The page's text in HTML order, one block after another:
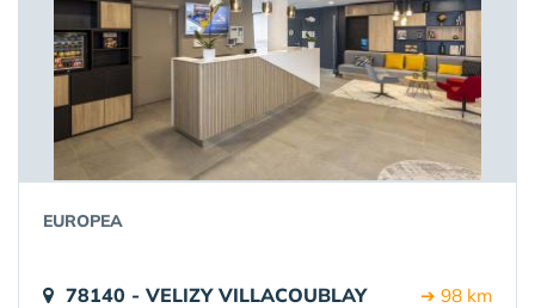
EUROPEA
78140 - VELIZY VILLACOUBLAY ➔ 98 km